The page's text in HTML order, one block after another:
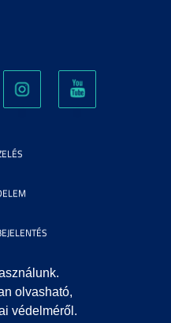
olvasható,
védelméről.
ADATOK